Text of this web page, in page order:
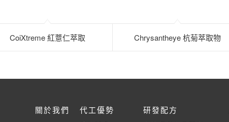
CoiXtreme 紅薏仁萃取 Chrysantheye 杭菊萃取物
關於我們 代工優勢 研發配方